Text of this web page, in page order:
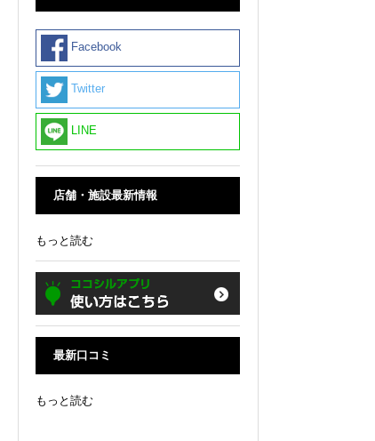
Facebook
Twitter
LINE
店舗・施設最新情報
もっと読む
最新口コミ
もっと読む